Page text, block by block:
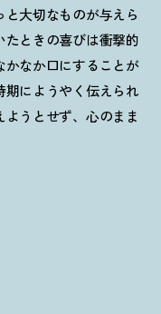
大切なものが与えら
ときの喜びは衝撃的
かなか口にすることが
にようやく伝えられ
うとせず、心のまま